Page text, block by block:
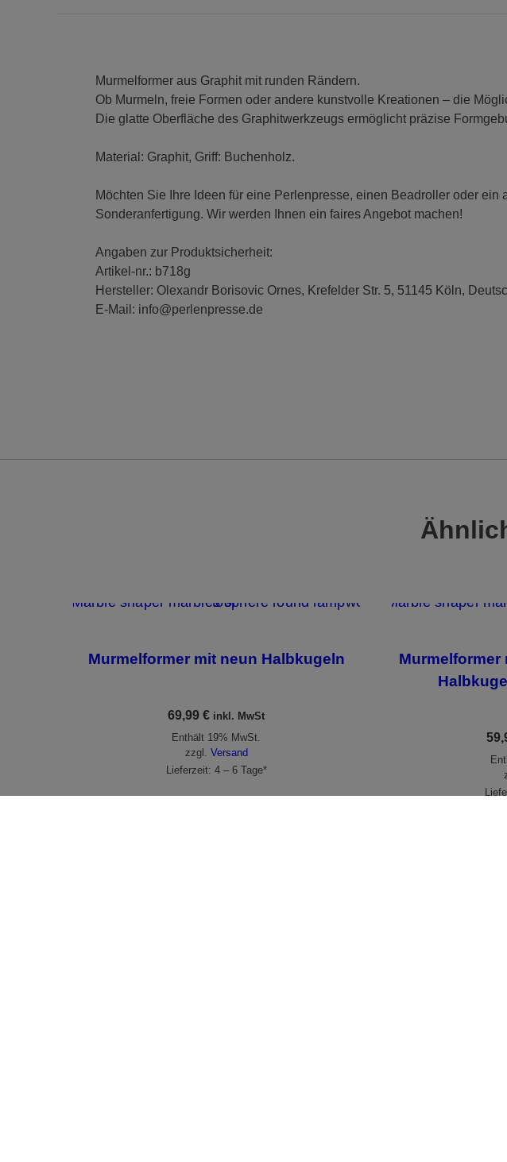
Murmelformer aus Graphit mit runden Rändern.
Ob Murmeln, freie Formen oder andere kunstvolle Kreationen – die
Die glatte Oberfläche des Graphitwerkzeugs ermöglicht präzise
Material: Graphit, Griff: Buchenholz.
Möchten Sie Ihre Ideen für eine Perlenpresse, einen Beadroller oder
Sonderanfertigung. Wir werden Ihnen ein faires Angebot machen!
Angaben zur Produktsicherheit:
Artikel-nr.: b718g
Hersteller: Olexandr Borisovic Ornes, Krefelder Str. 5, 51145 Köln,
E-Mail: info@perlenpresse.de
Murmelformer mit neun Halbkugeln
69,99€ inkl. MwSt
Enthält 19% MwSt.
zzgl. Versand
Lieferzeit: 4 – 6 Tage*
Murmelformer